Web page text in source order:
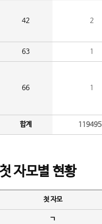
42 2
63 1
66 1
합계
자모별 현황
첫 자모
ㄱ